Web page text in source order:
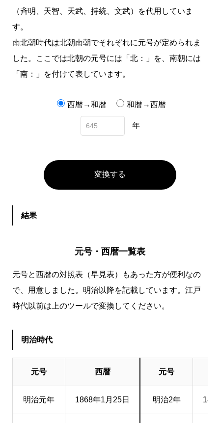
（斉明、天智、天武、持統、文武）を代用していま
す。
南北朝時代は北朝南朝でそれぞれに元号が定められま
した。ここでは北朝の元号には「北：」を、南朝には
「南：」を付けて表しています。
西暦→和暦 和暦→西暦
年
変換する
結果
元号・西暦一覧表
元号と西暦の対照表（早見表）もあった方が便利なの
で、用意しました。明治以降を記載しています。江戸
時代以前は上のツールで変換してください。
明治時代
元号 西暦 元号
明治元年 1868年1月25日 明治2年